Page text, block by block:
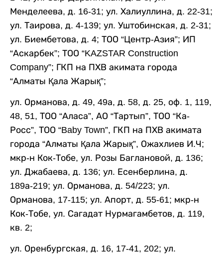
Менделеева, д. 16-31; ул. Халиуллина, д. 22-31;
ул. Таирова, д. 4-139; ул. Уштобинская, д. 2-31;
ул. Биембетова, д. 4; ТОО “Центр-Азия”; ИП
“Аскарбек”; ТОО “KAZSTAR Construction
Company”; ГКП на ПХВ акимата города
“Алматы Қала Жарық”;
ул. Орманова, д. 49, 49а, д. 58, д. 25, оф. 1, 119,
48, 51, ТОО “Аласа”, АО “Тартып”, ТОО “Ка-
Росс”, ТОО “Baby Town”, ГКП на ПХВ акимата
города “Алматы Қала Жарық”, Ожахлиев И.Ч;
мкр-н Кок-Тобе, ул. Розы Баглановой, д. 136;
ул. Джабаева, д. 136; ул. Есенберлина, д.
189а-219; ул. Орманова, д. 54/223; ул.
Орманова, 17-115; ул. Апорт, д. 55-61; мкр-н
Кок-Тобе, ул. Сагадат Нурмагамбетов, д. 119,
кв. 2;
ул. Оренбургская, д. 16, 17-41, 202; ул.